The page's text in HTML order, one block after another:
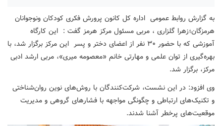
به گزارش روابط عمومی اداره کل کانون پرورش فکری کودکان ونوجوانان
هرمزگان؛زهرا گلزاری ، مربی مسئول مرکز هرمز گفت : این کارگاه
آموزشی که با حضور ۳۰ نفر از اعضای دختر و پسر این مرکز برگزار شد، با
بهره‌گیری از توان علمی و مهارتی خانم «معصومه میری»، مربی ارشد ادبی
مرکز، برگزار شد.
وی افزود: در این نشست، شرکت‌کنندگان با روش‌های نوین روان‌شناختی
و تکنیک‌های ارتباطی و چگونگی مواجهه با فشارهای گروهی و مدیریت
موقعیت‌های پرخطر آشنا شدند.